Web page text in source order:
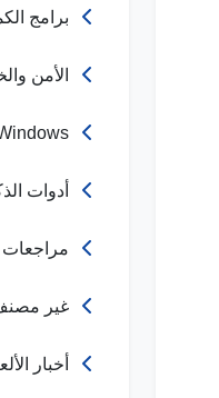
برامج
الأمن
أدوات
مراجعات
غير
أخبار